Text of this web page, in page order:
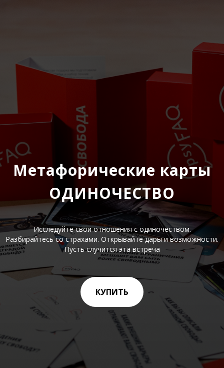
Метафорические карты
ОДИНОЧЕСТВО
Исследуйте свои отношения с одиночеством.
Разбирайтесь со страхами. Открывайте дары и возможности.
Пусть случится эта встреча
КУПИТЬ